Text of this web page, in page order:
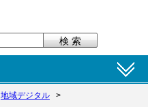
地域デジタル
>